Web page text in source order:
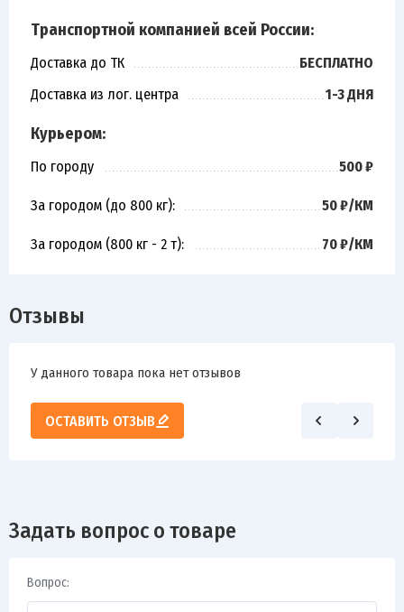
Транспортной компанией всей России:
Доставка до ТК
БЕСПЛАТНО
Доставка из лог. центра
1-3 ДНЯ
Курьером:
По городу 500 ₽
За городом (до 800 кг): 50 ₽/КМ
За городом (800 кг - 2 т): 70 ₽/КМ
Отзывы
У данного товара пока нет отзывов
ОСТАВИТЬ ОТЗЫВ
Задать вопрос о товаре
Вопрос: